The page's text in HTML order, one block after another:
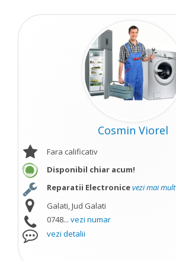
Cosmin Viorel
Fara calificativ
Disponibil chiar acum!
Reparatii Electronicevezi mai mult
Galati, Jud Galati
0748... vezi numar
vezi detalii